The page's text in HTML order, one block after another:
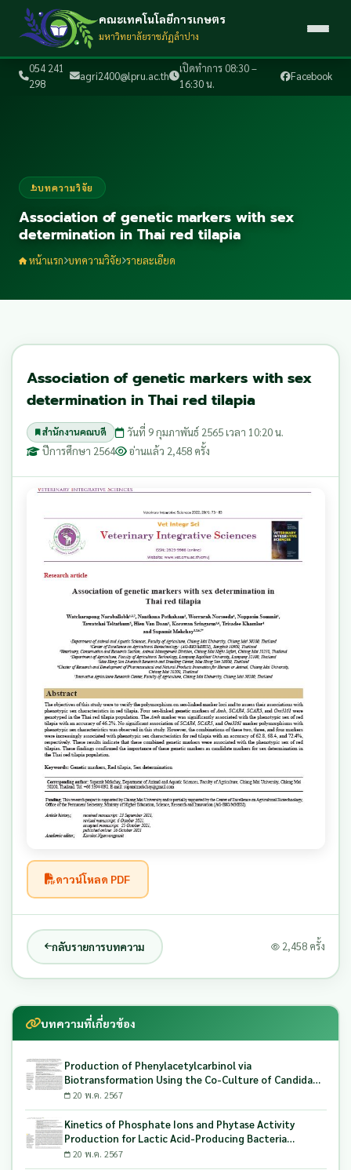
054 241
298
agri2400@lpru.ac.th
เปิดทำการ 08:30 –
16:30 น.
Facebook
คณะเทคโนโลยีการเกษตร
มหาวิทยาลัยราชภัฏลำปาง
บทความวิจัย
Association of genetic markers with sex
determination in Thai red tilapia
หน้าแรก บทความวิจัย รายละเอียด
Association of genetic markers with sex
determination in Thai red tilapia
สำนักงานคณบดี
วันที่ 9 กุมภาพันธ์ 2565 เวลา 10:20 น.
ปีการศึกษา 2564
อ่านแล้ว 2,458 ครั้ง
ดาวน์โหลด PDF
กลับรายการบทความ 2,458 ครั้ง
บทความที่เกี่ยวข้อง
Production of Phenylacetylcarbinol via
Biotransformation Using the Co-Culture of Candida
tropicalis TISTR 5306 and Saccharomyces cerevisiae
TISTR 5606 as the Biocatalyst
20 พ.ค. 2567
Kinetics of Phosphate Ions and Phytase Activity
Production for Lactic Acid-Producing Bacteria
Utilizing Milling and Whitening Stages Rice Bran as
Biopolymer Substrates
20 พ.ค. 2567